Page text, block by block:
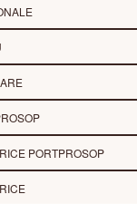
PORTPROSOP